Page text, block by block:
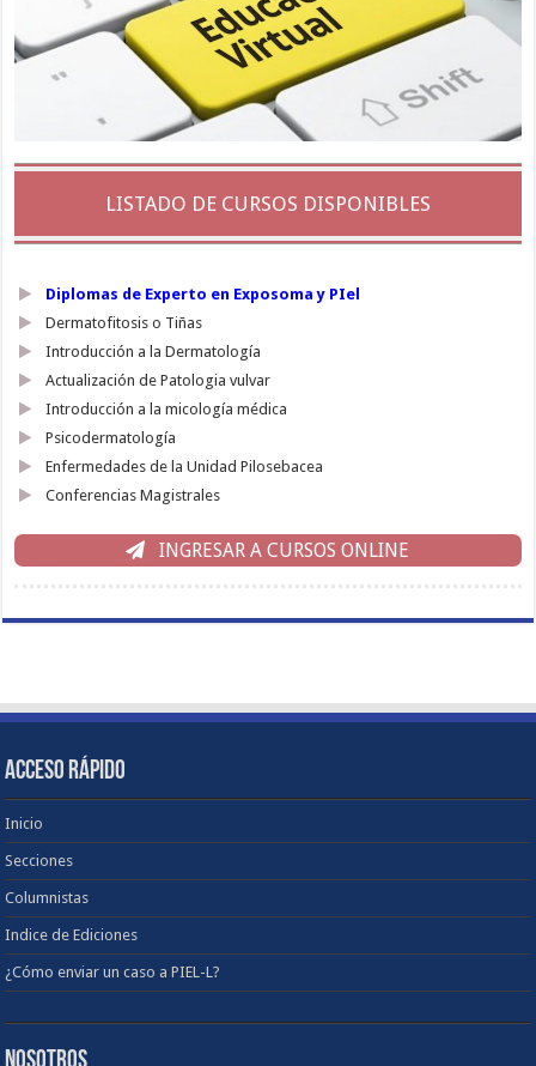
LISTADO DE CURSOS DISPONIBLES
Diplomas de Experto en Exposoma y PIel
Dermatofitosis o Tiñas
Introducción a la Dermatología
Actualización de Patologia vulvar
Introducción a la micología médica
Psicodermatología
Enfermedades de la Unidad Pilosebacea
Conferencias Magistrales
INGRESAR A CURSOS ONLINE
ACCESO RÁPIDO
Inicio
Secciones
Columnistas
Indice de Ediciones
¿Cómo enviar un caso a PIEL-L?